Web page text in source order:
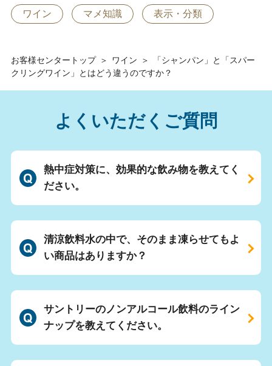
お客様センタートップ ＞ ワイン ＞
「シャンパン」と「スパー
クリングワイン」とはどう違うのですか？
ワイン マメ知識 表示・分類
よくいただくご質問
熱中症対策に、効果的な飲み物を教えてく
ださい。
清涼飲料水の中で、そのまま凍らせてもよ
い商品はありますか？
サントリーのノンアルコール飲料のライン
ナップを教えてください。